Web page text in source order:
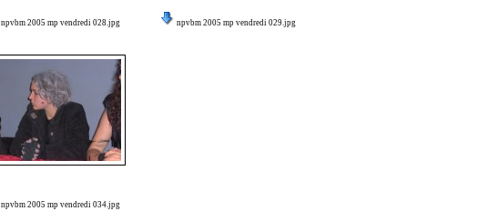
npvbm 2005 mp vendredi 028.jpg npvbm 2005 mp vendredi 029.jpg
npvbm 2005 mp vendredi 034.jpg